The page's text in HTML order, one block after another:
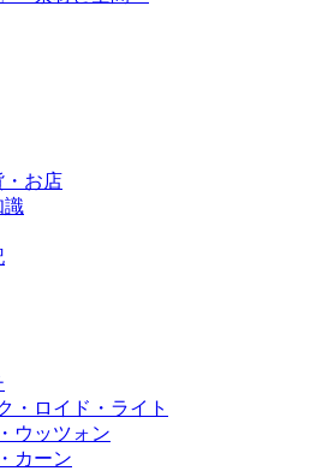
・お店
識
・ロイド・ライト
ウッツォン
カーン